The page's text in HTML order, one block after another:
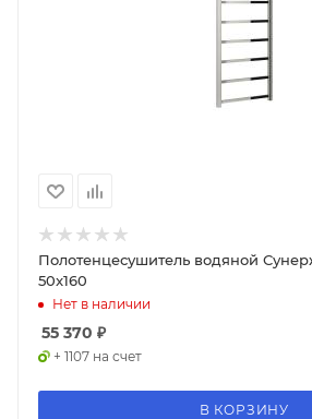
Полотенцесушитель водяной
50x160
Нет в наличии
55 370 ₽
+ 1107 на счет
В КОРЗИНУ